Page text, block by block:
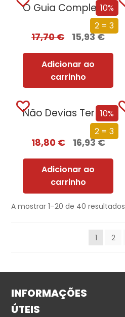
10%
2 = 3
O Guia Completo sobre Absolutamente Tudo
17,70€ 15,93€
Adicionar ao
carrinho
10%
2 = 3
Não Devias Ter Vindo
18,80€ 16,93€
Adicionar ao
carrinho
A mostrar 1–20 de 40 resultados
1 2
INFORMAÇÕES
ÚTEIS